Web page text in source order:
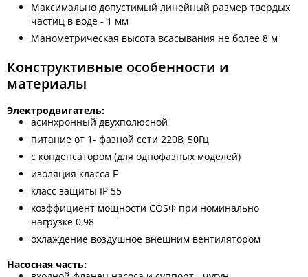
Максимально допустимый линейный размер твердых
частиц в воде - 1 мм
Манометрическая высота всасывания не более 8 м
Конструктивные особенности и
материалы
Электродвигатель:
асинхронный двухполюсной
питание от 1- фазной сети 220В, 50Гц
с конденсатором (для однофазных моделей)
изоляция класса F
класс защиты IP 55
коэффициент мощности COSФ при номинально
нагрузке 0,98
охлаждение воздушное внешним вентилятором
Насосная часть: